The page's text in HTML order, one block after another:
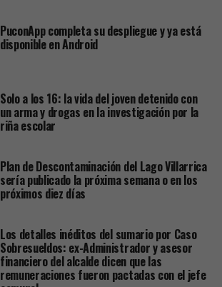
PuconApp completa su despliegue y ya está
disponible en Android
Solo a los 16: la vida del joven detenido con
un arma y drogas en la investigación por la
riña escolar
Plan de Descontaminación del Lago Villarrica
sería publicado la próxima semana o en los
próximos diez días
Los detalles inéditos del sumario por Caso
Sobresueldos: ex-Administrador y asesor
financiero del alcalde dicen que las
remuneraciones fueron pactadas con el jefe